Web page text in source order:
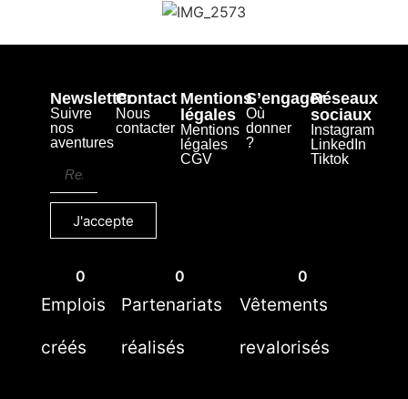
Newsletter
Suivre
nos
aventures
J'accepte
Contact
Nous
contacter
Mentions
légales
Mentions
légales
CGV
S’engager
Où
donner
?
Réseaux
sociaux
Instagram
LinkedIn
Tiktok
Emplois
créés
0
Partenariats
réalisés
0
Vêtements
revalorisés
0